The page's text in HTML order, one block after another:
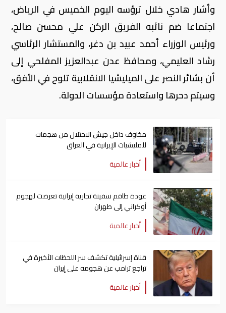
وأشار هادي خلال ترؤسه اليوم الخميس في الرياض،
اجتماعا ضم نائبه الفريق الركن علي محسن صالح،
ورئيس الوزراء أحمد عبيد بن دغر، والمستشار الرئاسي
رشاد العليمي، ومحافظ عدن عبدالعزيز المفلحي إلى
أن بشائر النصر على الميليشيا الانقلابية تلوح في الأفق،
وسيتم دحرها واستعادة مؤسسات الدولة.
مخاوف داخل جيش الاحتلال من هجمات
للمليشيات الإيرانية في العراق
أخبار عالمية
عودة طاقم سفينة تجارية ​إيرانية ​تعرضت لهجوم
أوكراني إلى طهران
أخبار عالمية
قناة إسرائيلية تكشف سر اللحظات الأخيرة في
تراجع ترامب عن هجومه على إيران
أخبار عالمية